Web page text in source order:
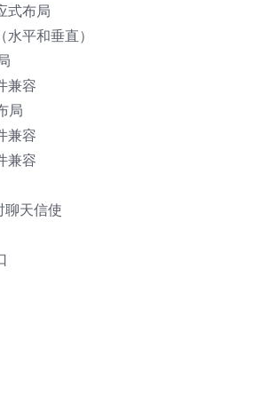
式布局
平和垂直）
兼容
局
兼容
兼容
天信使